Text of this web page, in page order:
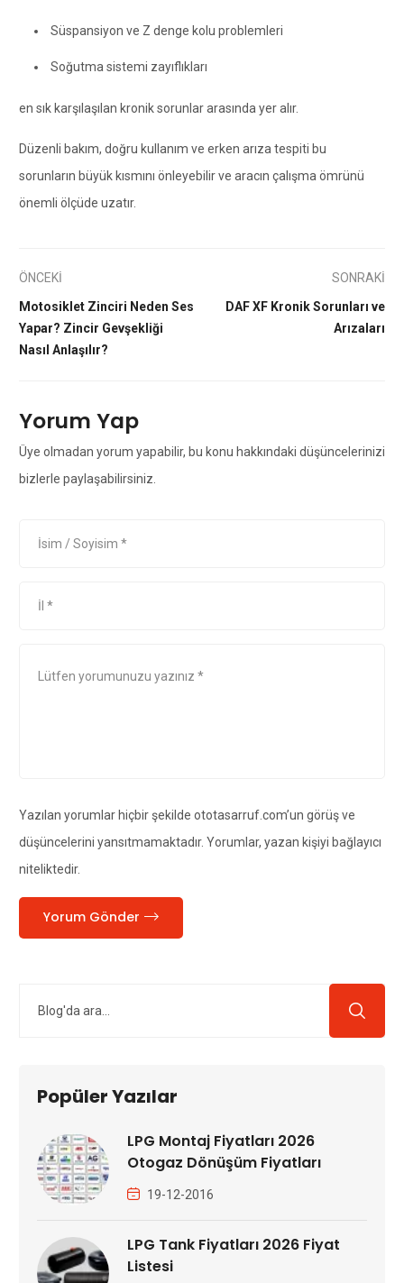
Süspansiyon ve Z denge kolu problemleri
Soğutma sistemi zayıflıkları
en sık karşılaşılan kronik sorunlar arasında yer alır.
Düzenli bakım, doğru kullanım ve erken arıza tespiti bu
sorunların büyük kısmını önleyebilir ve aracın çalışma ömrünü
önemli ölçüde uzatır.
ÖNCEKİ
Motosiklet Zinciri Neden Ses
Yapar? Zincir Gevşekliği
Nasıl Anlaşılır?
SONRAKİ
DAF XF Kronik Sorunları ve
Arızaları
Yorum Yap
Üye olmadan yorum yapabilir, bu konu hakkındaki düşüncelerinizi
bizlerle paylaşabilirsiniz.
Yazılan yorumlar hiçbir şekilde ototasarruf.com’un görüş ve
düşüncelerini yansıtmamaktadır. Yorumlar, yazan kişiyi bağlayıcı
niteliktedir.
Yorum Gönder
Popüler Yazılar
LPG Montaj Fiyatları 2026
Otogaz Dönüşüm Fiyatları
19-12-2016
LPG Tank Fiyatları 2026 Fiyat
Listesi